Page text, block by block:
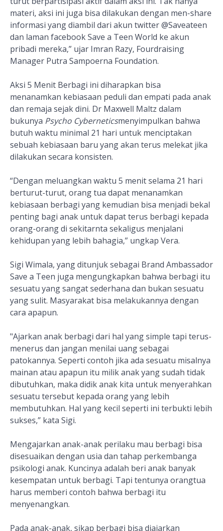
materi, aksi ini juga bisa dilakukan dengan men-share
informasi yang diambil dari akun twitter @Saveateen
dan laman facebook Save a Teen World ke akun
pribadi mereka,” ujar Imran Razy, Fourdraising
Manager Putra Sampoerna Foundation.
Aksi 5 Menit Berbagi ini diharapkan bisa
menanamkan kebiasaan peduli dan empati pada anak
dan remaja sejak dini. Dr Maxwell Maltz dalam
bukunya Psycho Cyberneticsmenyimpulkan bahwa
butuh waktu minimal 21 hari untuk menciptakan
sebuah kebiasaan baru yang akan terus melekat jika
dilakukan secara konsisten.
“Dengan meluangkan waktu 5 menit selama 21 hari
berturut-turut, orang tua dapat menanamkan
kebiasaan berbagi yang kemudian bisa menjadi bekal
penting bagi anak untuk dapat terus berbagi kepada
orang-orang di sekitarnta sekaligus menjalani
kehidupan yang lebih bahagia,” ungkap Vera.
Sigi Wimala, yang ditunjuk sebagai Brand Ambassador
Save a Teen juga mengungkapkan bahwa berbagi itu
sesuatu yang sangat sederhana dan bukan sesuatu
yang sulit. Masyarakat bisa melakukannya dengan
cara apapun.
"Ajarkan anak berbagi dari hal yang simple tapi terus-
menerus dan jangan menilai uang sebagai
patokannya. Seperti contoh jika ada sesuatu misalnya
mainan atau apapun itu milik anak yang sudah tidak
dibutuhkan, maka didik anak kita untuk menyerahkan
sesuatu tersebut kepada orang yang lebih
membutuhkan. Hal yang kecil seperti ini terbukti lebih
sukses,” kata Sigi.
Mengajarkan anak-anak perilaku mau berbagi bisa
disesuaikan dengan usia dan tahap perkembanga
psikologi anak. Kuncinya adalah beri anak banyak
kesempatan untuk berbagi. Tapi tentunya orangtua
harus memberi contoh bahwa berbagi itu
menyenangkan.
Pada anak-anak, sikap berbagi bisa diajarkan